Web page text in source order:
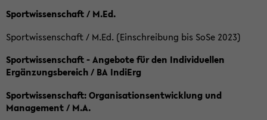
Sportwissenschaft / M.Ed.
Sportwissenschaft / M.Ed. (Einschreibung bis SoSe 2023)
Sportwissenschaft - Angebote für den Individuellen
Ergänzungsbereich / BA IndiErg
Sportwissenschaft: Organisationsentwicklung und
Management / M.A.